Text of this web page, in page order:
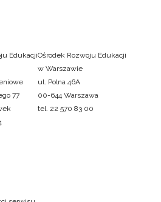
Edukacji
77
Ośrodek Rozwoju Edukacji
w Warszawie
ul. Polna 46A
00-644 Warszawa
tel. 22 570 83 00